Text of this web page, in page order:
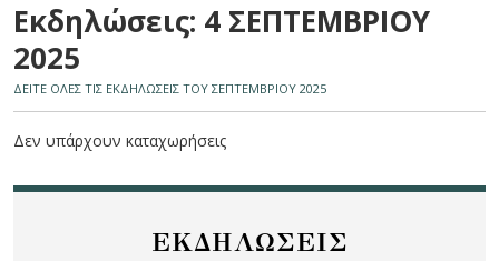
Εκδηλώσεις: 4 ΣΕΠΤΕΜΒΡΙΟΥ
2025
ΔΕΙΤΕ ΟΛΕΣ ΤΙΣ ΕΚΔΗΛΩΣΕΙΣ ΤΟΥ ΣΕΠΤΕΜΒΡΙΟΥ 2025
Δεν υπάρχουν καταχωρήσεις
ΕΚΔΗΛΩΣΕΙΣ